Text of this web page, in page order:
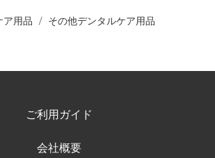
ア用品 その他デンタルケア用品
ご利用ガイド
会社概要